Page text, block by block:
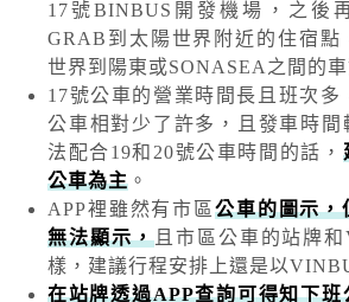
17號BINBUS開發機場，之後
GRAB到太陽世界附近的住宿點
世界到陽東或SONASEA之間的車
17號公車的營業時間長且班次多
公車相對少了許多，且發車時間
法配合19和20號公車時間的話，
公車為主 。
APP裡雖然有市區 公車的圖示，
無法顯示，且市區公車的站牌
樣，建議行程安排上還是以
在站牌透過APP查詢可得知下班